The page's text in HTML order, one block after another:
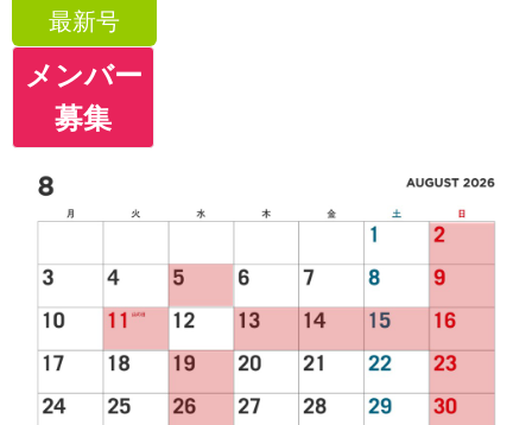
最新号
メンバー
募集